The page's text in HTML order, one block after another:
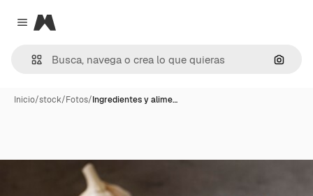
Close menu
Magnific
Inicio/stock/Fotos/Ingredientes y alime…